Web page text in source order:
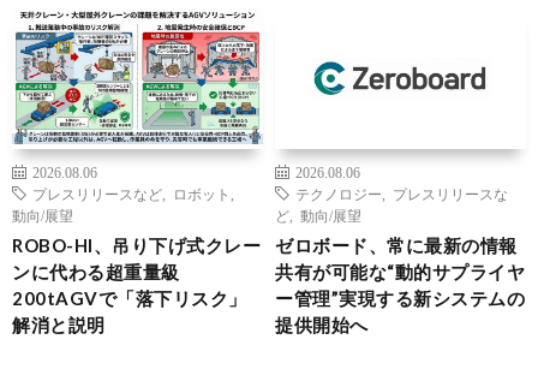
2026.08.06
プレスリリースなど
ロボット
動向/展望
ROBO-HI、吊り下げ式クレー
ンに代わる超重量級
200tAGVで「落下リスク」
解消と説明
2026.08.06
テクノロジー
プレスリリースな
ど
動向/展望
ゼロボード、常に最新の情報
共有が可能な“動的サプライヤ
ー管理”実現する新システムの
提供開始へ